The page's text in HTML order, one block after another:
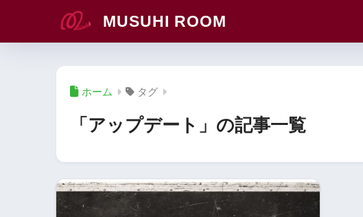
MUSUHI ROOM
ホーム タグ
「アップデート」の記事一覧